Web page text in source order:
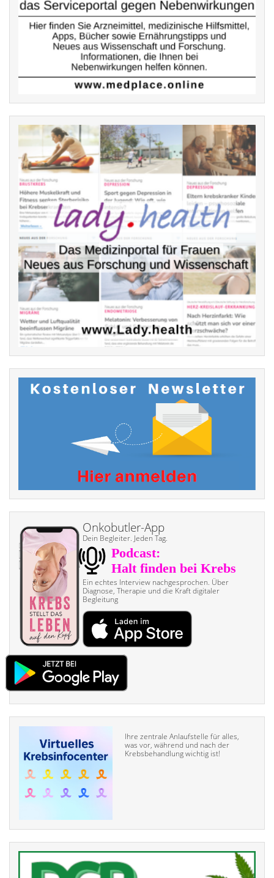
Onkobutler-App
Dein Begleiter. Jeden Tag.
Ein echtes Interview nach­gesprochen. Über
Diagnose, Therapie und die Kraft digitaler
Begleitung
Ihre zentrale Anlaufstelle für alles,
was vor, während und nach der
Krebsbehandlung wichtig ist!